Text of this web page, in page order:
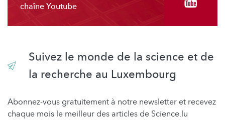
chaîne Youtube
Suivez le monde de la science et de
la recherche au Luxembourg
Abonnez-vous gratuitement à notre newsletter et recevez
chaque mois le meilleur des articles de Science.lu